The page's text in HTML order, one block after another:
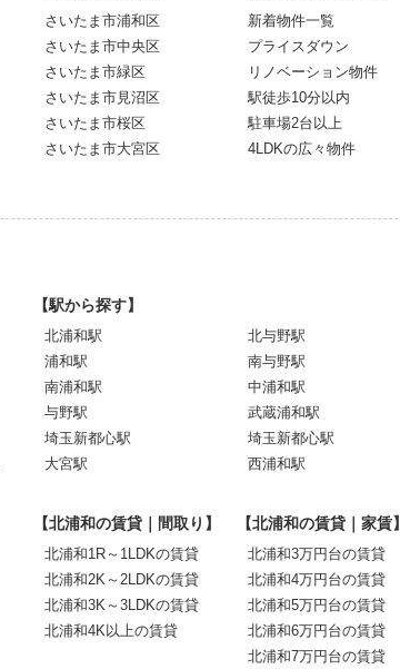
さいたま市浦和区
さいたま市中央区
さいたま市緑区
さいたま市見沼区
さいたま市桜区
さいたま市大宮区
新着物件一覧
プライスダウン
リノベーション物件
駅徒歩10分以内
駐車場2台以上
4LDKの広々物件
【駅から探す】
北浦和駅
浦和駅
南浦和駅
与野駅
埼玉新都心駅
大宮駅
北与野駅
南与野駅
中浦和駅
武蔵浦和駅
埼玉新都心駅
西浦和駅
【北浦和の賃貸｜間取り】
北浦和1R～1LDKの賃貸
北浦和2K～2LDKの賃貸
北浦和3K～3LDKの賃貸
北浦和4K以上の賃貸
【北浦和の賃貸｜家賃】
北浦和3万円台の賃貸
北浦和4万円台の賃貸
北浦和5万円台の賃貸
北浦和6万円台の賃貸
北浦和7万円台の賃貸